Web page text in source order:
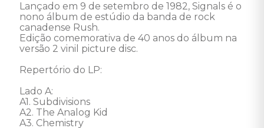
Lançado em 9 de setembro de 1982, Signals é o
nono álbum de estúdio da banda de rock
canadense Rush.
Edição comemorativa de 40 anos do álbum na
versão 2 vinil picture disc.
Repertório do LP:
Lado A:
A1. Subdivisions
A2. The Analog Kid
A3. Chemistry